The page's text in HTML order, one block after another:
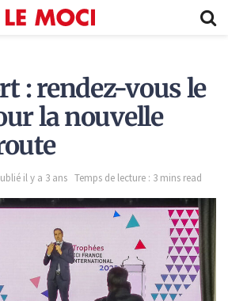
: rendez-vous le
la nouvelle
il y a 3 ans Temps de lecture : 3 mins read